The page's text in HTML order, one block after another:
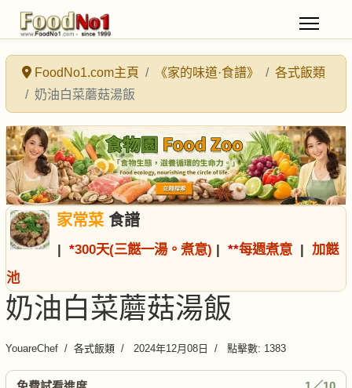
FoodNo1.com主頁 《家的味道·食譜》
各式飯類
奶油白菜蘑菇湯飯
家常菜食譜
| *300天(三餸一湯。煮意) | **每週煮意 | 加餸
池
奶油白菜蘑菇湯飯
YouareChef 各式飯類 2024年12月08日 點擊數: 1383